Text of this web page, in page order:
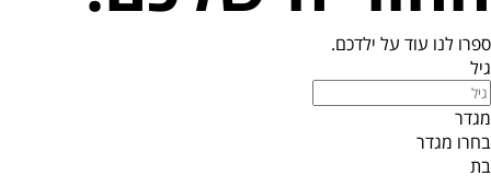
ספרו לנו עוד על ילדכם.
גיל
מגדר
בחרו מגדר
בת